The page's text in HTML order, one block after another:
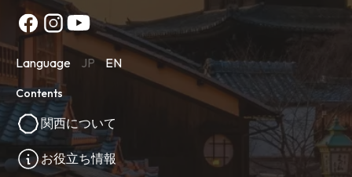
Language JP EN
Contents
関西について
お役立ち情報